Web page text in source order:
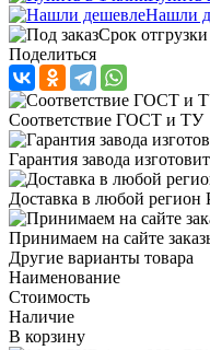
Нашли
Срок
Поделиться
Соответствие ГОСТ и ТУ
Гарантия завода
Доставка в любой
Принимаем на сайте
Другие варианты товара
Наименование
Стоимость
Наличие
В корзину